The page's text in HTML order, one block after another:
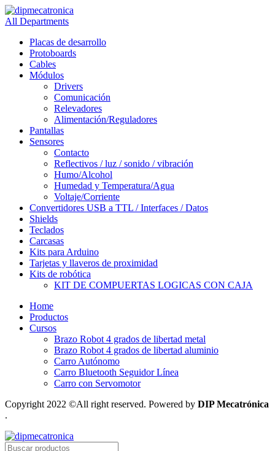
All Departments
Placas de desarrollo
Protoboards
Cables
Módulos
Drivers
Comunicación
Relevadores
Alimentación/Reguladores
Pantallas
Sensores
Contacto
Reflectivos / luz / sonido / vibración
Humo/Alcohol
Humedad y Temperatura/Agua
Voltaje/Corriente
Convertidores USB a TTL / Interfaces / Datos
Shields
Teclados
Carcasas
Kits para Arduino
Tarjetas y llaveros de proximidad
Kits de robótica
KIT DE COMPUERTAS LOGICAS CON CAJA
Home
Productos
Cursos
Brazo Robot 4 grados de libertad metal
Brazo Robot 4 grados de libertad aluminio
Carro Autónomo
Carro Bluetooth Seguidor Línea
Carro con Servomotor
Copyright 2022 ©All right reserved. Powered by DIP Mecatrónica
.
Búsqueda